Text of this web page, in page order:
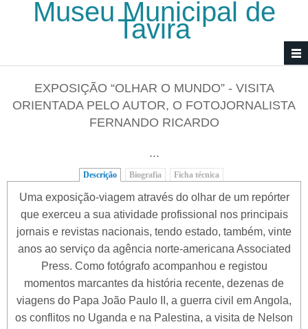
Passar para o conteúdo principal
Museu Municipal de
Tavira
EXPOSIÇÃO “OLHAR O MUNDO” - VISITA
ORIENTADA PELO AUTOR, O FOTOJORNALISTA
FERNANDO RICARDO
...
Descrição (separador ativo)
Biografia Ficha técnica
Uma exposição-viagem através do olhar de um repórter
que exerceu a sua atividade profissional nos principais
jornais e revistas nacionais, tendo estado, também, vinte
anos ao serviço da agência norte-americana Associated
Press. Como fotógrafo acompanhou e registou
momentos marcantes da história recente, dezenas de
viagens do Papa João Paulo II, a guerra civil em Angola,
os conflitos no Uganda e na Palestina, a visita de Nelson